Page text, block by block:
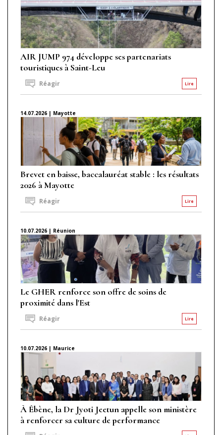
AIR JUMP 974 développe ses partenariats
touristiques à Saint-Leu
Lire
Réagir
14.07.2026 | Mayotte
Brevet en baisse, baccalauréat stable : les résultats
2026 à Mayotte
Lire
Réagir
10.07.2026 | Réunion
Le GHER renforce son offre de soins de
proximité dans l'Est
Lire
Réagir
10.07.2026 | Maurice
À Ébène, la Dr Jyoti Jeetun appelle son ministère
à renforcer sa culture de performance